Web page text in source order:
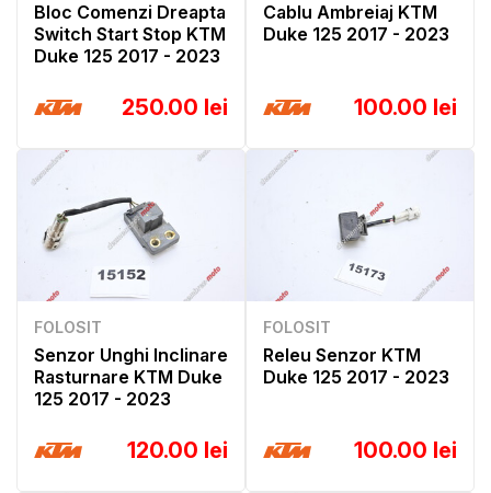
Bloc Comenzi Dreapta
Switch Start Stop KTM
Duke 125 2017 - 2023
250.00 lei
Cablu Ambreiaj KTM
Duke 125 2017 - 2023
100.00 lei
FOLOSIT
Senzor Unghi Inclinare
Rasturnare KTM Duke
125 2017 - 2023
120.00 lei
FOLOSIT
Releu Senzor KTM
Duke 125 2017 - 2023
100.00 lei